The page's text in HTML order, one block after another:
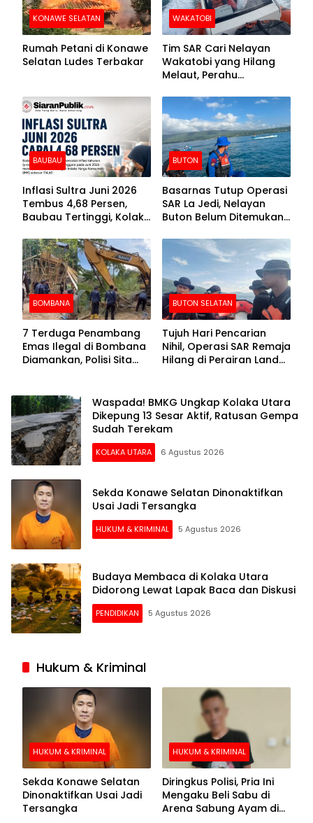
KONAWE SELATAN
Rumah Petani di Konawe
Selatan Ludes Terbakar
WAKATOBI
Tim SAR Cari Nelayan
Wakatobi yang Hilang
Melaut, Perahu
Kemasukan Air
BAUBAU
Inflasi Sultra Juni 2026
Tembus 4,68 Persen,
Baubau Tertinggi, Kolaka
BUTON
Basarnas Tutup Operasi
SAR La Jedi, Nelayan
Buton Belum Ditemukan
BOMBANA
7 Terduga Penambang
Emas Ilegal di Bombana
Diamankan, Polisi Sita
BUTON SELATAN
Tujuh Hari Pencarian
Nihil, Operasi SAR Remaja
Hilang di Perairan Lande
Waspada! BMKG Ungkap Kolaka Utara
Dikepung 13 Sesar Aktif, Ratusan Gempa
Sudah Terekam
KOLAKA UTARA 6 Agustus 2026
Sekda Konawe Selatan Dinonaktifkan
Usai Jadi Tersangka
HUKUM & KRIMINAL 5 Agustus 2026
Budaya Membaca di Kolaka Utara
Didorong Lewat Lapak Baca dan Diskusi
PENDIDIKAN 5 Agustus 2026
Hukum & Kriminal
HUKUM & KRIMINAL
Sekda Konawe Selatan
Dinonaktifkan Usai Jadi
Tersangka
HUKUM & KRIMINAL
Diringkus Polisi, Pria Ini
Mengaku Beli Sabu di
Arena Sabung Ayam di